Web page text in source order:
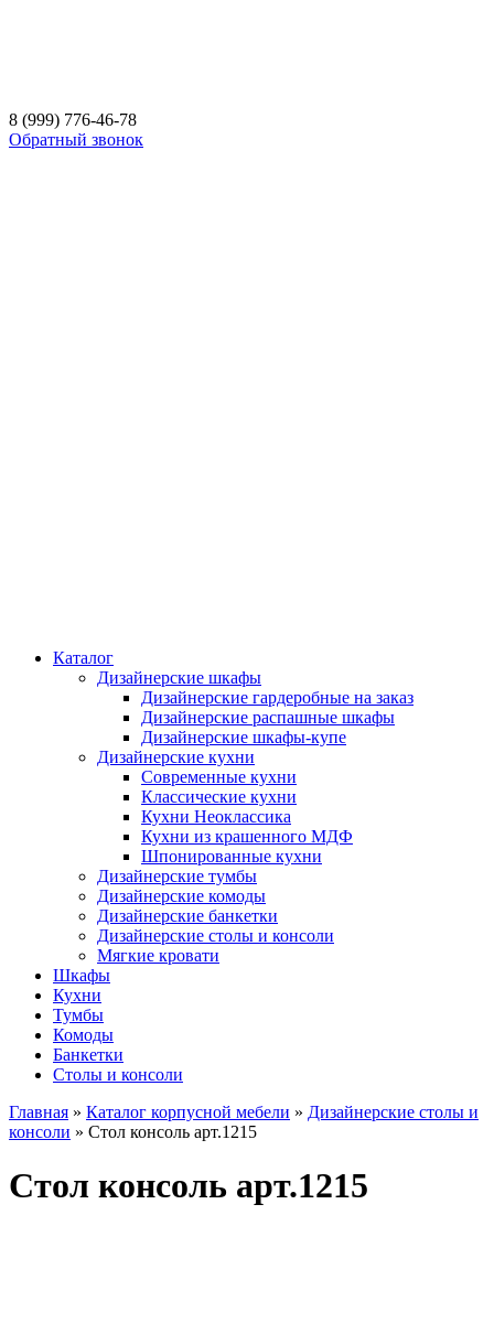
8 (999) 776-46-78
Обратный звонок
Каталог
Дизайнерские шкафы
Дизайнерские гардеробные на заказ
Дизайнерские распашные шкафы
Дизайнерские шкафы-купе
Дизайнерские кухни
Современные кухни
Классические кухни
Кухни Неоклассика
Кухни из крашенного МДФ
Шпонированные кухни
Дизайнерские тумбы
Дизайнерские комоды
Дизайнерские банкетки
Дизайнерские столы и консоли
Мягкие кровати
Шкафы
Кухни
Тумбы
Комоды
Банкетки
Столы и консоли
Главная » Каталог корпусной мебели » Дизайнерские столы и
консоли » Стол консоль арт.1215
Стол консоль арт.1215